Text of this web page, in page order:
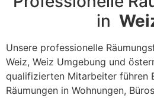
in
Unsere professionelle
Weiz, Weiz Umgebung und
qualifizierten Mitarbeiter führen
Räumungen in Wohnungen,